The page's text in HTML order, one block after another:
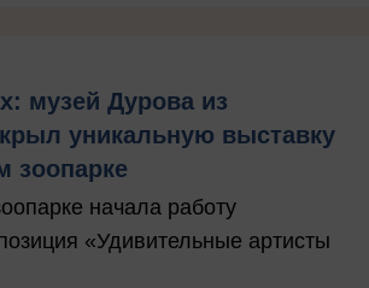
музей Дурова из
уникальную выставку
зоопарке
начала работу
«Удивительные артисты